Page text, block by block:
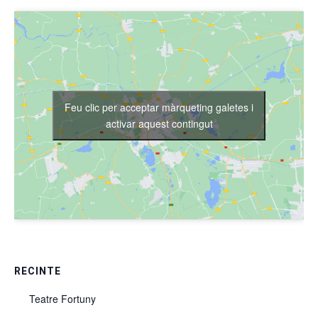
RECINTE
Teatre Fortuny
Feu clic per acceptar màrqueting galetes i
activar aquest contingut